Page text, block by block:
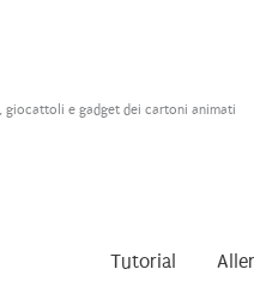
giocattoli e gadget dei cartoni animati
Tutorial